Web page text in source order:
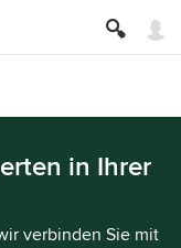
in Ihrer
verbinden Sie mit